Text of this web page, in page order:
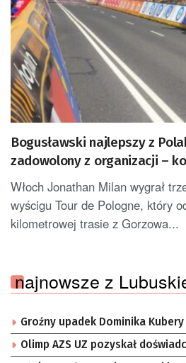
Bogusławski najlepszy z
zadowolony z organizacji –
etapie Tour de Pologne
Włoch Jonathan Milan wygrał
wyścigu Tour de Pologne, który
kilometrowej trasie z Gorzowa...
najnowsze z
Groźny upadek Dominika Kubery
Olimp AZS UZ pozyskał